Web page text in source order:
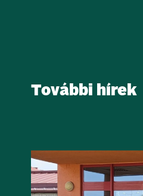
További hírek